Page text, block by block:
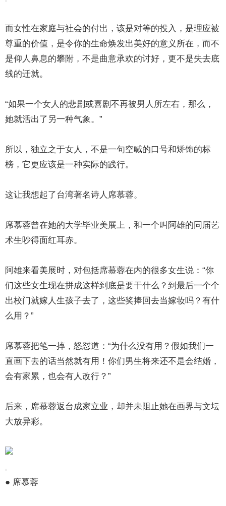
而女性在家庭与社会的付出，该是对等的投入，是理应被
尊重的价值，是令你的生命焕发出美好的意义所在，而不
是仰人鼻息的攀附，不是曲意承欢的讨好，更不是失去底
线的迁就。
“如果一个女人的悲剧或喜剧不再被男人所左右，那么，
她就活出了另一种气象。”
所以，独立之于女人，不是一句空喊的口号和矫饰的标
榜，它更应该是一种实际的践行。
这让我想起了台湾著名诗人席慕蓉。
席慕蓉曾在她的大学毕业美展上，和一个叫阿雄的同届艺
术生吵得面红耳赤。
阿雄来看美展时，对包括席慕蓉在内的很多女生说：“你
们这些女生现在拼成这样到底是要干什么？到最后一个个
出校门就嫁人生孩子去了，这些奖捧回去当嫁妆吗？有什
么用？”
席慕蓉把笔一摔，怒怼道：“为什么没有用？假如我们一
直画下去的话当然就有用！你们男生将来还不是会结婚，
会有家累，也会有人改行？”
后来，席慕蓉返台成家立业，却并未阻止她在画界与文坛
大放异彩。
● 席慕蓉